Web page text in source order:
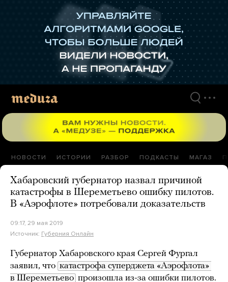
НОВОСТИ ИСТОРИИ РАЗБОР ПОДКАСТЫ МАГАЗ
Хабаровский губернатор назвал причиной
катастрофы в Шереметьево ошибку пилотов.
В «Аэрофлоте» потребовали доказательств
09:17, 29 мая 2019
Источник: Губерния Онлайн
Губернатор Хабаровского края Сергей Фургал
заявил, что катастрофа суперджета «Аэрофлота»
в Шереметьево произошла из-за ошибки пилотов.